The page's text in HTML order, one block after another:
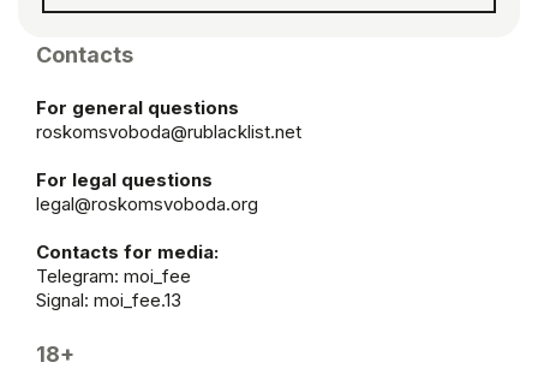
Contacts
For general questions
roskomsvoboda@rublacklist.net
For legal questions
legal@roskomsvoboda.org
Contacts for media:
Telegram: moi_fee
Signal: moi_fee.13
18+